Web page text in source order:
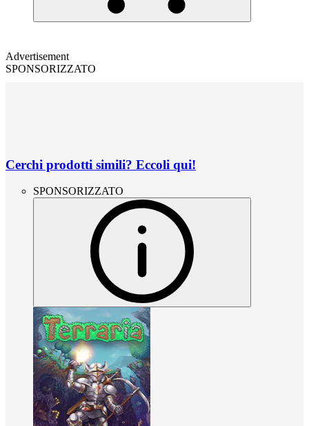
Advertisement
SPONSORIZZATO
Cerchi prodotti simili? Eccoli qui!
SPONSORIZZATO